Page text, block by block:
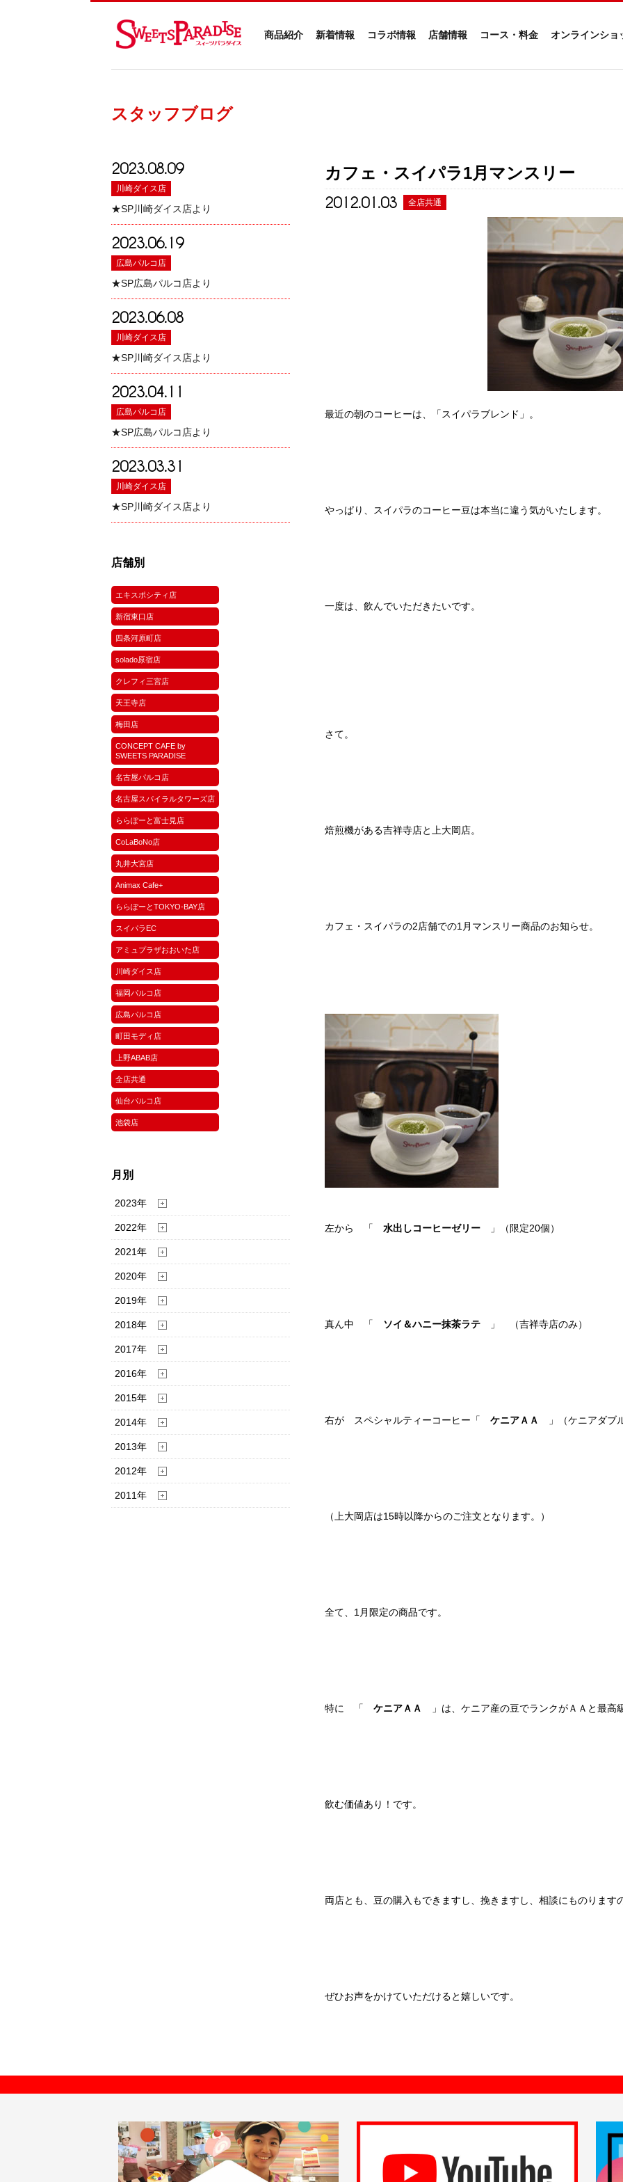
商品紹介 新着情報 コラボ情報 店舗情報 コース・料金 オンラインショ
スタッフブログ
2023.08.09
川崎ダイス店
★SP川崎ダイス店より
2023.06.19
広島パルコ店
★SP広島パルコ店より
2023.06.08
川崎ダイス店
★SP川崎ダイス店より
2023.04.11
広島パルコ店
★SP広島パルコ店より
2023.03.31
川崎ダイス店
★SP川崎ダイス店より
店舗別
エキスポシティ店
新宿東口店
四条河原町店
solado原宿店
クレフィ三宮店
天王寺店
梅田店
CONCEPT CAFE by
SWEETS PARADISE
名古屋パルコ店
名古屋スパイラルタワーズ店
ららぽーと富士見店
CoLaBoNo店
丸井大宮店
Animax Cafe+
ららぽーとTOKYO-BAY店
スイパラEC
アミュプラザおおいた店
川崎ダイス店
福岡パルコ店
広島パルコ店
町田モディ店
上野ABAB店
全店共通
仙台パルコ店
池袋店
月別
2023年
2022年
2021年
2020年
2019年
2018年
2017年
2016年
2015年
2014年
2013年
2012年
2011年
カフェ・スイパラ1月マンスリー
2012.01.03 全店共通
最近の朝のコーヒーは、「スイパラブレンド」。
やっぱり、スイパラのコーヒー豆は本当に違う気がいたします。
一度は、飲んでいただきたいです。
さて。
焙煎機がある吉祥寺店と上大岡店。
カフェ・スイパラの2店舗での1月マンスリー商品のお知らせ。
左から 「水出しコーヒーゼリー 」（限定20個）
真ん中 「 ソイ＆ハニー抹茶ラテ 」 （吉祥寺店のみ）
右が スペシャルティーコーヒー「ケニアＡＡ 」（ケニアダブ
（上大岡店は15時以降からのご注文となります。）
全て、1月限定の商品です。
特に 「ケニアＡＡ 」は、ケニア産の豆でランクがＡＡと最高
飲む価値あり！です。
両店とも、豆の購入もできますし、挽きますし、相談にものります
ぜひお声をかけていただけると嬉しいです。